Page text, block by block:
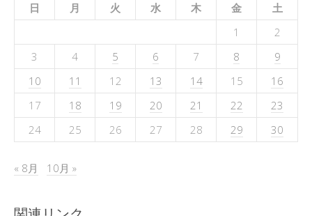
日
月 火 水 木 金
土
1
2
3
4 5 6 7 8
9
10
11 12 13 14 15
16
17
18 19 20 21 22
23
24
25 26 27 28 29 30
« 8月 10月 »